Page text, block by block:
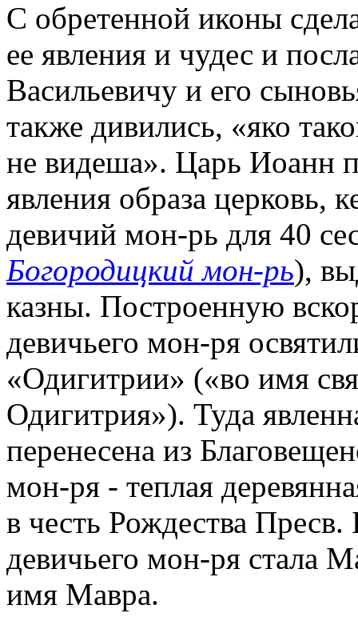
С обретенной иконы
ее явления и чудес и
Васильевичу и его
также дивились, «яко
не видеша». Царь Иоанн
явления образа церковь,
девичий мон-рь для 40
Богородицкий мон-рь),
казны. Построенную
девичьего мон-ря
«Одигитрии» («во имя
Одигитрия»). Туда
перенесена из
мон-ря - теплая
в честь Рождества
девичьего мон-ря стала
имя Мавра.